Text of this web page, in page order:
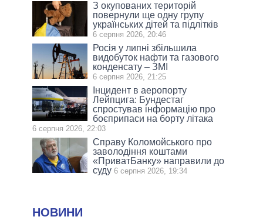
З окупованих територій
повернули ще одну групу
українських дітей та підлітків
6 серпня 2026, 20:46
Росія у липні збільшила
видобуток нафти та газового
конденсату – ЗМІ
6 серпня 2026, 21:25
Інцидент в аеропорту
Лейпцига: Бундестаг
спростував інформацію про
боєприпаси на борту літака
6 серпня 2026, 22:03
Справу Коломойського про
заволодіння коштами
«ПриватБанку» направили до
суду 6 серпня 2026, 19:34
НОВИНИ